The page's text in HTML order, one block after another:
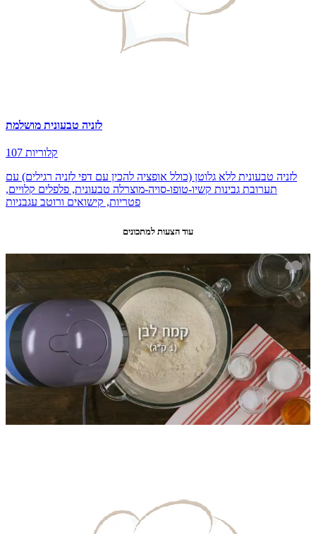
לזניה טבעונית מושלמת
107 קלוריות
לזניה טבעונית ללא גלוטן (כולל אופציה להכין עם דפי לזניה רגילים) עם
תערובת גבינות קשיו-טופו-סויה-מוצרלה טבעונית, פלפלים קלויים,
פטריות, קישואים ורוטב עגבניות
עוד הצעות למתכונים